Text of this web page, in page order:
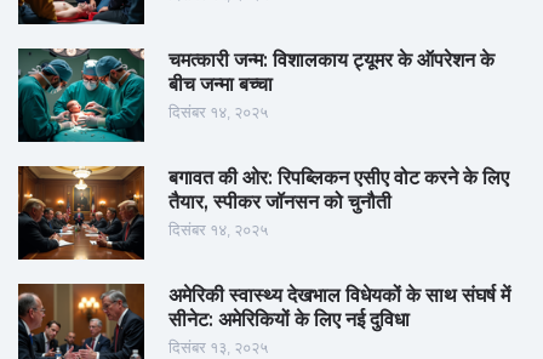
चमत्कारी जन्म: विशालकाय ट्यूमर के ऑपरेशन के
बीच जन्मा बच्चा
दिसंबर १४, २०२५
बगावत की ओर: रिपब्लिकन एसीए वोट करने के लिए
तैयार, स्पीकर जॉनसन को चुनौती
दिसंबर १४, २०२५
अमेरिकी स्वास्थ्य देखभाल विधेयकों के साथ संघर्ष में
सीनेट: अमेरिकियों के लिए नई दुविधा
दिसंबर १३, २०२५